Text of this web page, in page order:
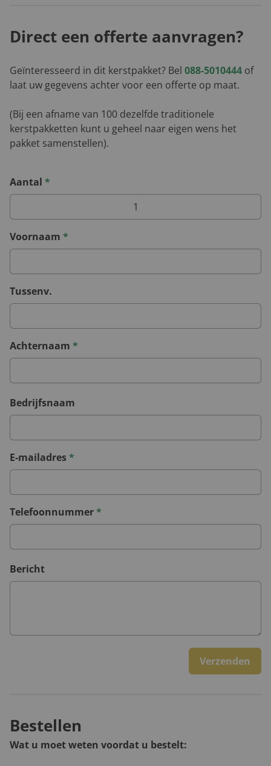
Direct een offerte aanvragen?
Geïnteresseerd in dit kerstpakket? Bel 088-5010444 of
laat uw gegevens achter voor een offerte op maat.
(Bij een afname van 100 dezelfde traditionele
kerstpakketten kunt u geheel naar eigen wens het
pakket samenstellen).
Aantal *
Voornaam *
Tussenv.
Achternaam *
Bedrijfsnaam
E-mailadres*
Telefoonnummer*
Bericht
Verzenden
Bestellen
Wat u moet weten voordat u bestelt: